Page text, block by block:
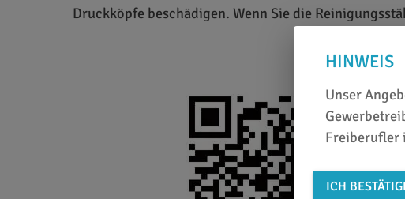
Druckköpfe beschädigen. Wenn Sie die
HINWEIS
Unser
Freiberufler
ICH